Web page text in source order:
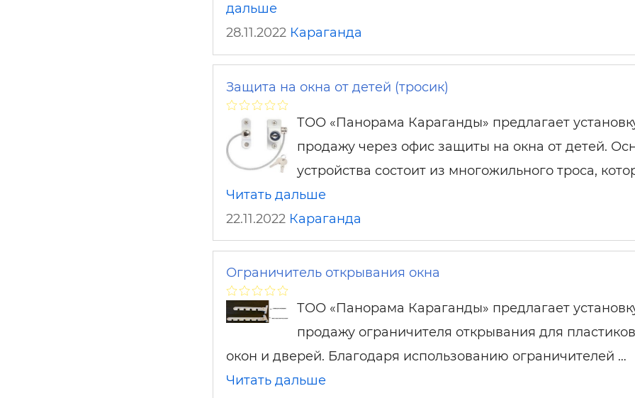
дальше
28.11.2022 Караганда
Защита на окна от детей (тросик)
ТОО «Панорама Караганды» предлагает
продажу через офис защиты на окна от детей.
устройства состоит из многожильного троса,
Читать дальше
22.11.2022 Караганда
Ограничитель открывания окна
ТОО «Панорама Караганды» предлагает
продажу ограничителя открывания для
окон и дверей. Благодаря использованию ограничителей …
Читать дальше